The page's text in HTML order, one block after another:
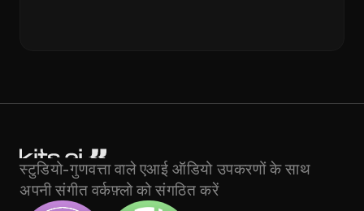
स्टुडियो-गुणवत्ता वाले एआई ऑडियो उपकरणों के साथ
अपनी संगीत वर्कफ़्लो को संगठित करें